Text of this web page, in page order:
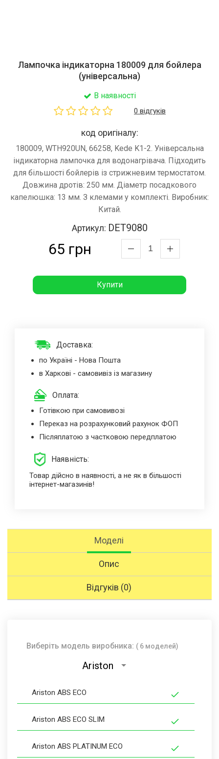
Лампочка індикаторна 180009 для бойлера
(універсальна)
В наявності
0 відгуків
код оригіналу:
180009, WTH920UN, 66258, Kede K1-2. Універсальна
індикаторна лампочка для водонагрівача. Підходить
для більшості бойлерів із стрижневим термостатом.
Довжина дротів: 250 мм. Діаметр посадкового
капелюшка: 13 мм. З клемами у комплекті. Виробник:
Китай.
Артикул: DET9080
65 грн
Купити
Доставка:
по Україні - Нова Пошта
в Харкові - самовивіз із магазину
Оплата:
Готівкою при самовивозі
Переказ на розрахунковий рахунок ФОП
Післяплатою з частковою передплатою
Наявність:
Товар дійсно в наявності, а не як в більшості
інтернет-магазинів!
Моделі
Опис
Відгуків (0)
Виберіть модель виробника: ( 6 моделей)
Ariston
Ariston ABS ECO
Ariston ABS ECO SLIM
Ariston ABS PLATINUM ECO